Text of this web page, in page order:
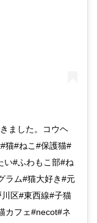
ました。コウヘ
猫#ねこ#保護猫#
い#ふわもこ部#ね
ラム#猫大好き#元
区#東西線#子猫
カフェ#necot#ネ